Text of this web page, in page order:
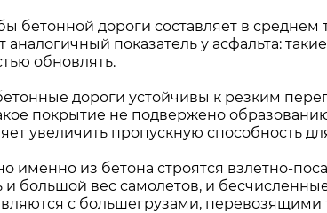
бетонной дороги составляет в среднем
показатель у асфальта:
обновлять.
дороги устойчивы к резким
покрытие не подвержено
увеличить пропускную способность
именно из бетона строятся взлетно-
большой вес самолетов, и
с большегрузами,